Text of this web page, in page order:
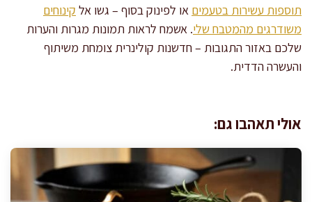
תוספות עשירות בטעמים או לפינוק בסוף – גשו אל קינוחים
משודרגים מהמטבח שלי. אשמח לראות תמונות מגרות והערות
שלכם באזור התגובות – חדשנות קולינרית צומחת משיתוף
והעשרה הדדית.
אולי תאהבו גם: